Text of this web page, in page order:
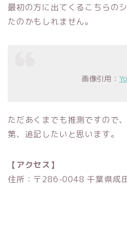
最初の方に出てくるこちらの
たのかもしれません。
画像引用：
ただあくまでも推測ですので
第、追記したいと思います。
【アクセス】
住所：〒286-0048 千葉県成